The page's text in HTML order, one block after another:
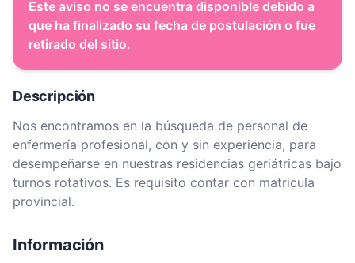
Este aviso no se encuentra disponible debido a
que ha finalizado su fecha de postulación o fue
retirado del sitio.
Descripción
Nos encontramos en la búsqueda de personal de
enfermería profesional, con y sin experiencia, para
desempeñarse en nuestras residencias geriátricas bajo
turnos rotativos. Es requisito contar con matricula
provincial.
Información